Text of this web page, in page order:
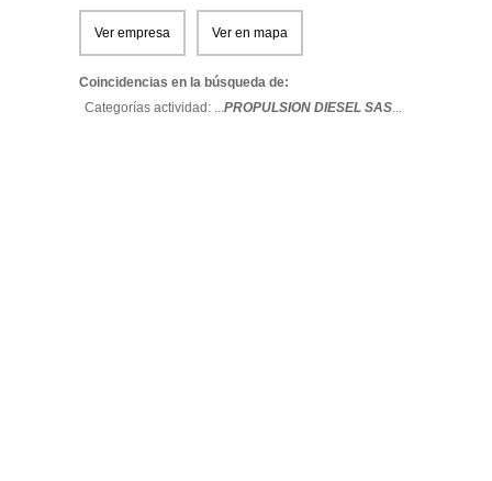
Ver empresa Ver en mapa
Coincidencias en la búsqueda de:
Categorías actividad: ...PROPULSION DIESEL SAS...